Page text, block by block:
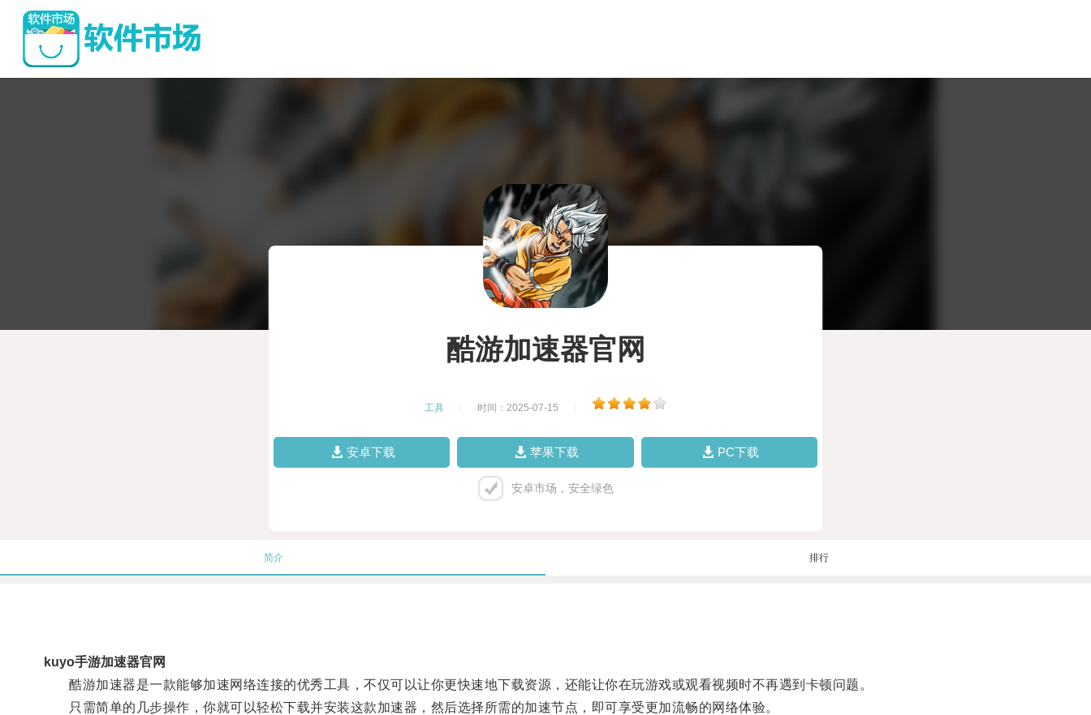
酷游加速器官网
工具 时间：2025-07-15
安卓下载 苹果下载 PC下载
安卓市场，安全绿色
简介 排行
kuyo手游加速器官网
酷游加速器是一款能够加速网络连接的优秀工具，不仅可以让你更快速地下载资源，还能让你在玩游戏或观看视频时不再遇到卡顿问题。
只需简单的几步操作，你就可以轻松下载并安装这款加速器，然后选择所需的加速节点，即可享受更加流畅的网络体验。